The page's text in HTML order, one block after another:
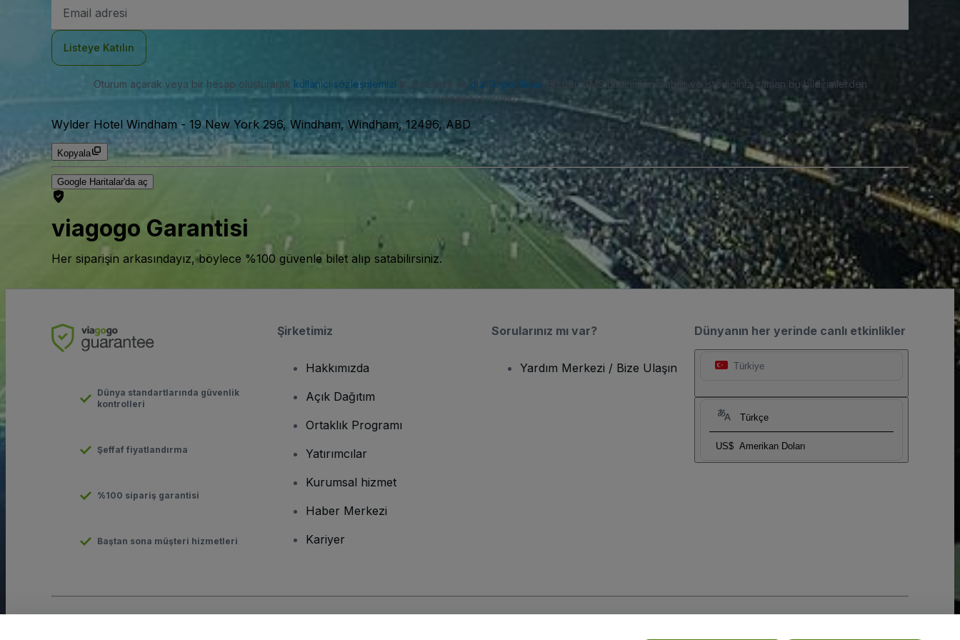
posta
Listeye Katılın
Oturum açarak veya bir hesap oluşturarak kullanıcı sözleşmemizi kabul etmiş ve gizlilik politikası . Bizden SMS bildirimleri alabilir ve istediğiniz zaman bu bildirimlerden
vazgeçebilirsiniz.
Wylder Hotel Windham - 19 New York 296, Windham, Windham, 12496, ABD
Kopyala
Google Haritalar'da aç
viagogo Garantisi
Her siparişin arkasındayız, böylece %100 güvenle bilet alıp satabilirsiniz.
Dünyanın her yerinde canlı etkinlikler
Türkiye
Türkçe
US$ Amerikan Doları
Dünya standartlarında güvenlik
kontrolleri
Şeffaf fiyatlandırma
%100 sipariş garantisi
Baştan sona müşteri hizmetleri
Şirketimiz
Hakkımızda
Açık Dağıtım
Ortaklık Programı
Yatırımcılar
Kurumsal hizmet
Haber Merkezi
Kariyer
Sorularınız mı var?
Yardım Merkezi / Bize Ulaşın